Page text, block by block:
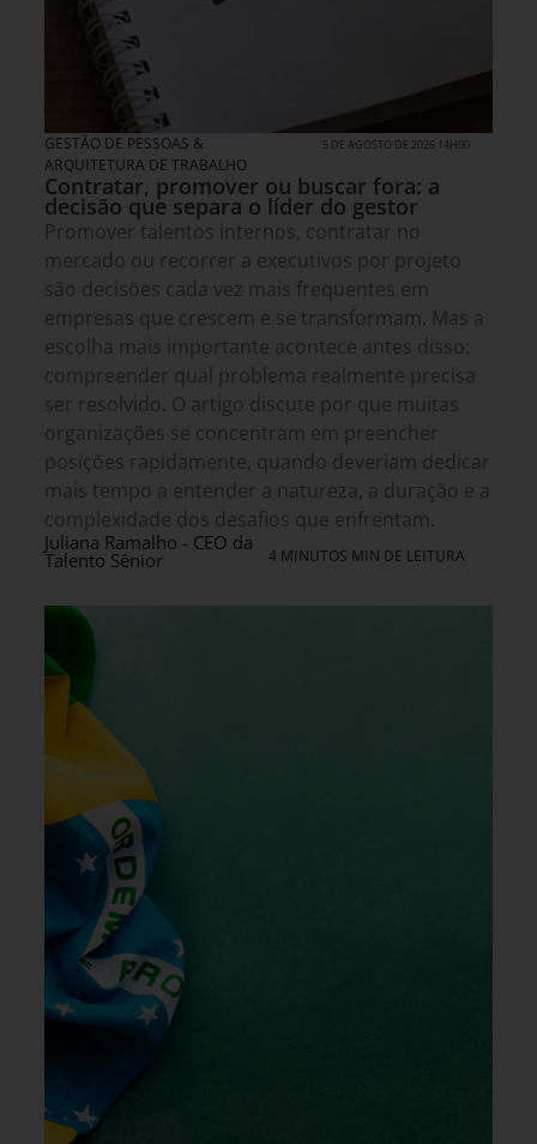
GESTÃO DE PESSOAS &
ARQUITETURA DE TRABALHO
5 DE AGOSTO DE 2026 14H00
Contratar, promover ou buscar fora: a
decisão que separa o líder do gestor
Promover talentos internos, contratar no
mercado ou recorrer a executivos por projeto
são decisões cada vez mais frequentes em
empresas que crescem e se transformam. Mas a
escolha mais importante acontece antes disso:
compreender qual problema realmente precisa
ser resolvido. O artigo discute por que muitas
organizações se concentram em preencher
posições rapidamente, quando deveriam dedicar
mais tempo a entender a natureza, a duração e a
complexidade dos desafios que enfrentam.
Juliana Ramalho - CEO da
Talento Sênior 4 MINUTOS MIN DE LEITURA